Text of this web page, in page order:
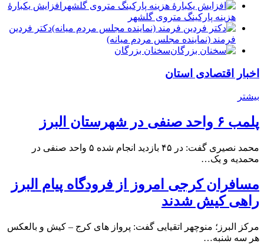
افزایش یکبارۀ
هزینه پارکینگ متروی گلشهر
دكتر فردين
فرمند (نماينده مجلس مردم میانه)
سخنان بزرگان
اخبار اقتصادی استان
بیشتر
پلمب ۶ واحد صنفی در شهرستان البرز
محمد نصیری گفت: در ۴۵ بازدید انجام شده ۵ واحد صنفی در
محمدیه و یک…
مسافران کرجی امروز از فرودگاه پیام البرز
راهی کیش شدند
مرکز البرز؛ منوچهر اتقیایی گفت: پرواز های کرج – کیش و بالعکس
هر سه شنبه…